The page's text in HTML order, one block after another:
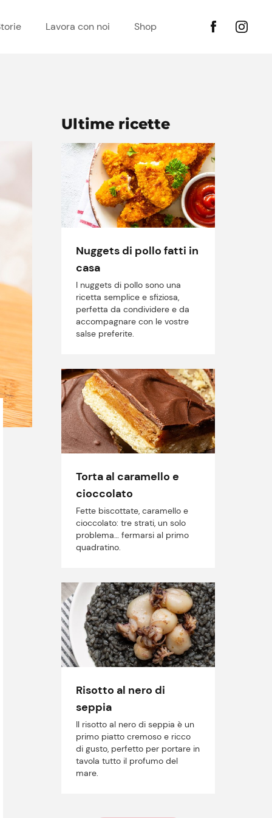
Lavora con noi Shop
Ultime ricette
Nuggets di pollo fatti in
casa
I nuggets di pollo sono una
ricetta semplice e sfiziosa,
perfetta da condividere e da
accompagnare con le vostre
salse preferite.
Torta al caramello e
cioccolato
Fette biscottate, caramello e
cioccolato: tre strati, un solo
problema… fermarsi al primo
quadratino.
Risotto al nero di
seppia
Il risotto al nero di seppia è un
primo piatto cremoso e ricco
di gusto, perfetto per portare in
tavola tutto il profumo del
mare.